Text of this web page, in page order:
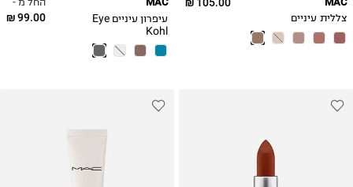
צללית עיניים
99.00 ₪
עיפרון עיניים Eye
Kohl